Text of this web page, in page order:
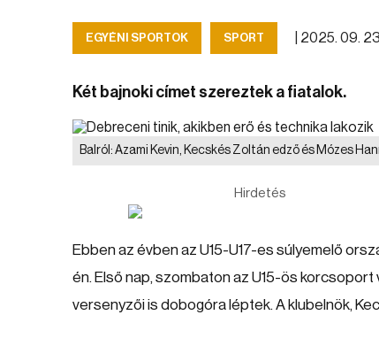
EGYÉNI SPORTOK SPORT 2025. 09.
Két bajnoki címet szereztek a fiatalok.
Balról: Azami Kevin, Kecskés Zoltán edző és Mózes
Hirdetés
Ebben az évben az U15-U17-es súlyemelő
én. Első nap, szombaton az U15-ös
versenyzői is dobogóra léptek. A klubelnök,